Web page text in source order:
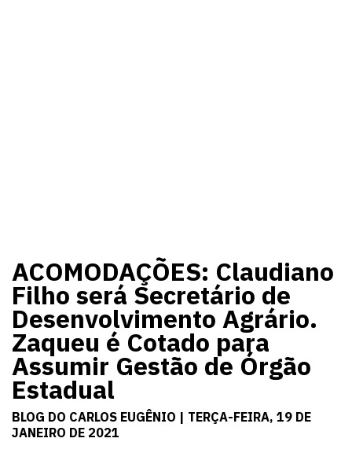
ACOMODAÇÕES: Claudiano
Filho será Secretário de
Desenvolvimento Agrário.
Zaqueu é Cotado para
Assumir Gestão de Órgão
Estadual
BLOG DO CARLOS EUGÊNIO | TERÇA-FEIRA, 19 DE
JANEIRO DE 2021